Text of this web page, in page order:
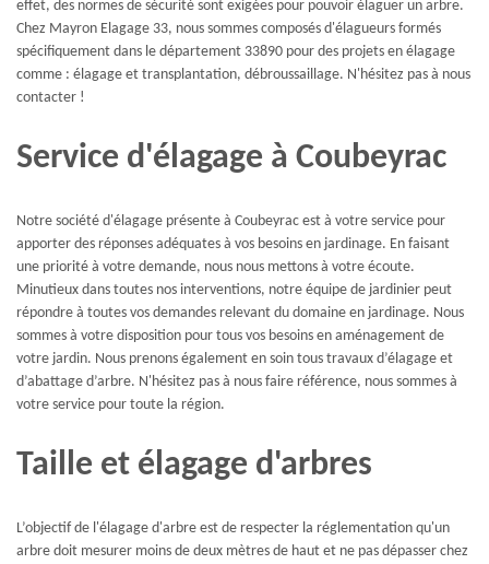
effet, des normes de sécurité sont exigées pour pouvoir élaguer un arbre.
Chez Mayron Elagage 33, nous sommes composés d'élagueurs formés
spécifiquement dans le département 33890 pour des projets en élagage
comme : élagage et transplantation, débroussaillage. N'hésitez pas à nous
contacter !
Service d'élagage à Coubeyrac
Notre société d'élagage présente à Coubeyrac est à votre service pour
apporter des réponses adéquates à vos besoins en jardinage. En faisant
une priorité à votre demande, nous nous mettons à votre écoute.
Minutieux dans toutes nos interventions, notre équipe de jardinier peut
répondre à toutes vos demandes relevant du domaine en jardinage. Nous
sommes à votre disposition pour tous vos besoins en aménagement de
votre jardin. Nous prenons également en soin tous travaux d’élagage et
d’abattage d’arbre. N'hésitez pas à nous faire référence, nous sommes à
votre service pour toute la région.
Taille et élagage d'arbres
L’objectif de l'élagage d'arbre est de respecter la réglementation qu'un
arbre doit mesurer moins de deux mètres de haut et ne pas dépasser chez